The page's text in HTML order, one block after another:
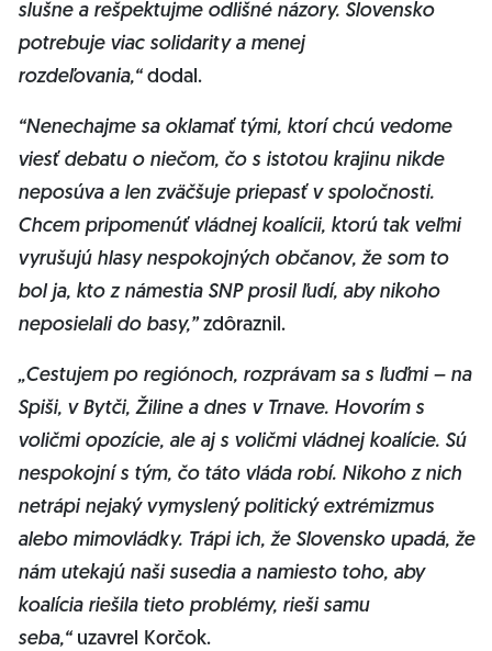
slušne a rešpektujme odlišné názory. Slovensko
potrebuje viac solidarity a menej
rozdeľovania,“dodal.
“Nenechajme sa oklamať tými, ktorí chcú vedome
viesť debatu o niečom, čo s istotou krajinu nikde
neposúva a len zväčšuje priepasť v spoločnosti.
Chcem pripomenúť vládnej koalícii, ktorú tak veľmi
vyrušujú hlasy nespokojných občanov, že som to
bol ja, kto z námestia SNP prosil ľudí, aby nikoho
neposielali do basy,”zdôraznil.
„Cestujem po regiónoch, rozprávam sa s ľuďmi – na
Spiši, v Bytči, Žiline a dnes v Trnave. Hovorím s
voličmi opozície, ale aj s voličmi vládnej koalície. Sú
nespokojní s tým, čo táto vláda robí. Nikoho z nich
netrápi nejaký vymyslený politický extrémizmus
alebo mimovládky. Trápi ich, že Slovensko upadá, že
nám utekajú naši susedia a namiesto toho, aby
koalícia riešila tieto problémy, rieši samu
seba,“ uzavrel Korčok.